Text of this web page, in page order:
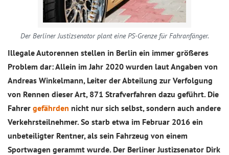
Der Berliner Justizsenator plant eine PS-Grenze für Fahranfänger.
Illegale Autorennen stellen in Berlin ein immer größeres
Problem dar: Allein im Jahr 2020 wurden laut Angaben von
Andreas Winkelmann, Leiter der Abteilung zur Verfolgung
von Rennen dieser Art, 871 Strafverfahren dazu geführt. Die
Fahrer gefährden nicht nur sich selbst, sondern auch andere
Verkehrsteilnehmer. So starb etwa im Februar 2016 ein
unbeteiligter Rentner, als sein Fahrzeug von einem
Sportwagen gerammt wurde. Der Berliner Justizsenator Dirk